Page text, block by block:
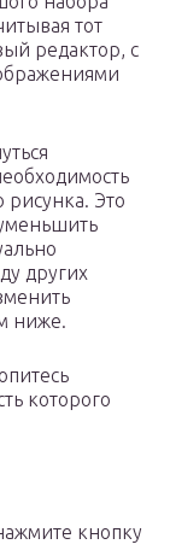
тот
редактор, с
рисунка. Это
других
ниже.
которого
кнопку